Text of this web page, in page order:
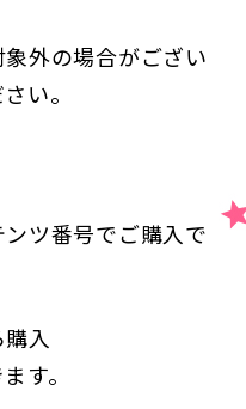
外の場合がござい
い。
ツ番号でご購入で
入
す。